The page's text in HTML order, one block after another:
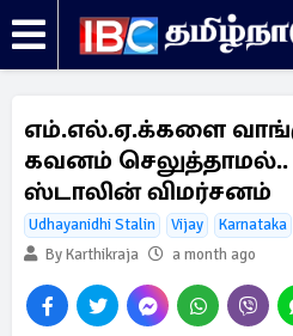
எம்.எல்.ஏ.க்களை
கவனம் செலுத்தாமல்..
ஸ்டாலின் விமர்சனம்
Udhayanidhi Stalin Vijay
Karnataka
By Karthikraja
a month ago